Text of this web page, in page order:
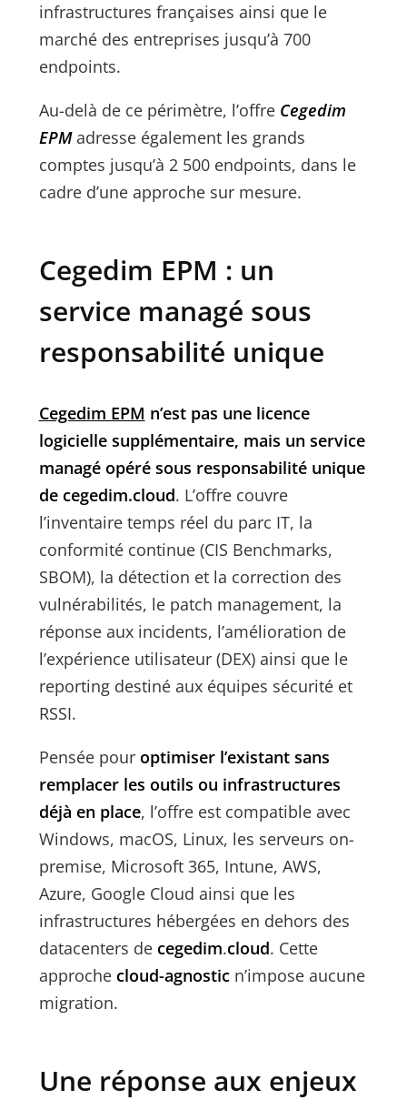
infrastructures françaises ainsi que le
marché des entreprises jusqu’à 700
endpoints.
Au-delà de ce périmètre, l’offre Cegedim
EPMadresse également les grands
comptes jusqu’à 2 500 endpoints, dans le
cadre d’une approche sur mesure.
Cegedim EPM : un
service managé sous
responsabilité unique
Cegedim EPM n’est pas une licence
logicielle supplémentaire, mais un service
managé opéré sous responsabilité unique
de cegedim.cloud. L’offre couvre
l’inventaire temps réel du parc IT, la
conformité continue (CIS Benchmarks,
SBOM), la détection et la correction des
vulnérabilités, le patch management, la
réponse aux incidents, l’amélioration de
l’expérience utilisateur (DEX) ainsi que le
reporting destiné aux équipes sécurité et
RSSI.
Pensée pour optimiser l’existant sans
remplacer les outils ou infrastructures
déjà en place, l’offre est compatible avec
Windows, macOS, Linux, les serveurs on-
premise, Microsoft 365, Intune, AWS,
Azure, Google Cloud ainsi que les
infrastructures hébergées en dehors des
datacenters de cegedim.cloud. Cette
approche cloud-agnosticn’impose aucune
migration.
Une réponse aux enjeux